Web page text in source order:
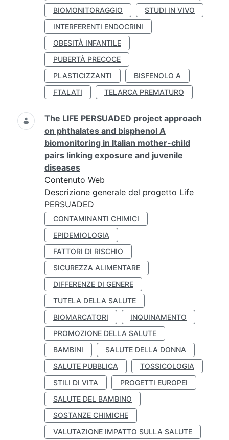
BIOMONITORAGGIO
STUDI IN VIVO
INTERFERENTI ENDOCRINI
OBESITÀ INFANTILE
PUBERTÀ PRECOCE
PLASTICIZZANTI
BISFENOLO A
FTALATI
TELARCA PREMATURO
The LIFE PERSUADED project approach
on phthalates and bisphenol A
biomonitoring in Italian mother-child
pairs linking exposure and juvenile
diseases
Contenuto Web
Descrizione generale del progetto Life
PERSUADED
CONTAMINANTI CHIMICI
EPIDEMIOLOGIA
FATTORI DI RISCHIO
SICUREZZA ALIMENTARE
DIFFERENZE DI GENERE
TUTELA DELLA SALUTE
BIOMARCATORI
INQUINAMENTO
PROMOZIONE DELLA SALUTE
BAMBINI
SALUTE DELLA DONNA
SALUTE PUBBLICA
TOSSICOLOGIA
STILI DI VITA
PROGETTI EUROPEI
SALUTE DEL BAMBINO
SOSTANZE CHIMICHE
VALUTAZIONE IMPATTO SULLA SALUTE